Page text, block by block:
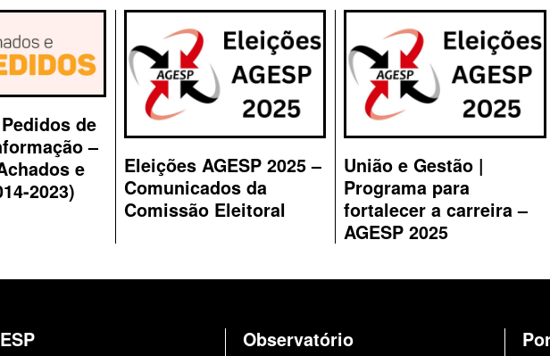
de
–
e
2023)
Eleições AGESP 2025 –
Comunicados da
Comissão Eleitoral
União e Gestão |
Programa para
fortalecer a carreira –
AGESP 2025
Observatório